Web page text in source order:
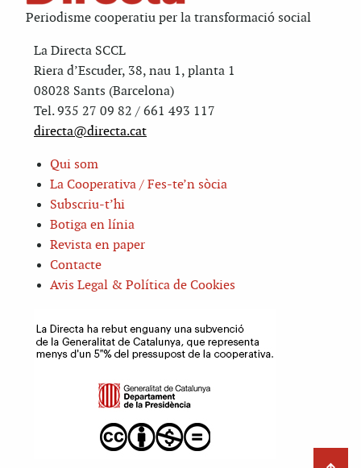
Periodisme cooperatiu per la transformació social
La Directa SCCL
Riera d’Escuder, 38, nau 1, planta 1
08028 Sants (Barcelona)
Tel. 935 27 09 82 / 661 493 117
directa@directa.cat
Qui som
La Cooperativa / Fes-te’n sòcia
Subscriu-t’hi
Botiga en línia
Revista en paper
Contacte
Avis Legal & Política de Cookies